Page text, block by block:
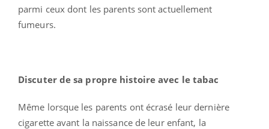
parmi ceux dont les parents sont actuellement
fumeurs.
Discuter de sa propre histoire avec le tabac
Même lorsque les parents ont écrasé leur dernière
cigarette avant la naissance de leur enfant, la